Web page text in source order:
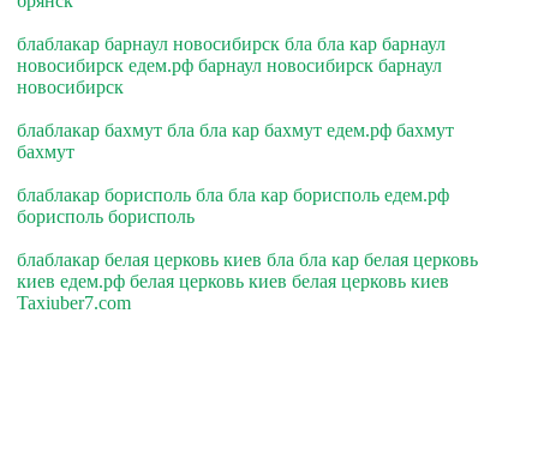
блаблакар барнаул новосибирск бла бла кар барнаул
новосибирск едем.рф барнаул новосибирск барнаул
новосибирск
блаблакар бахмут бла бла кар бахмут едем.рф бахмут
бахмут
блаблакар борисполь бла бла кар борисполь едем.рф
борисполь борисполь
блаблакар белая церковь киев бла бла кар белая церковь
киев едем.рф белая церковь киев белая церковь киев
Taxiuber7.com